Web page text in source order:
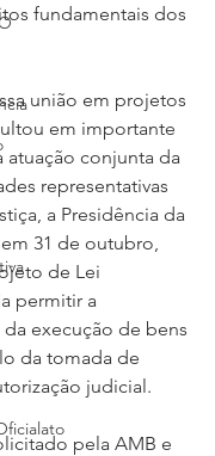
fundamentais dos
união em projetos
em importante
atuação conjunta da
representativas
a Presidência da
31 de outubro,
de Lei
permitir a
execução de bens
da tomada de
judicial.
pela AMB e